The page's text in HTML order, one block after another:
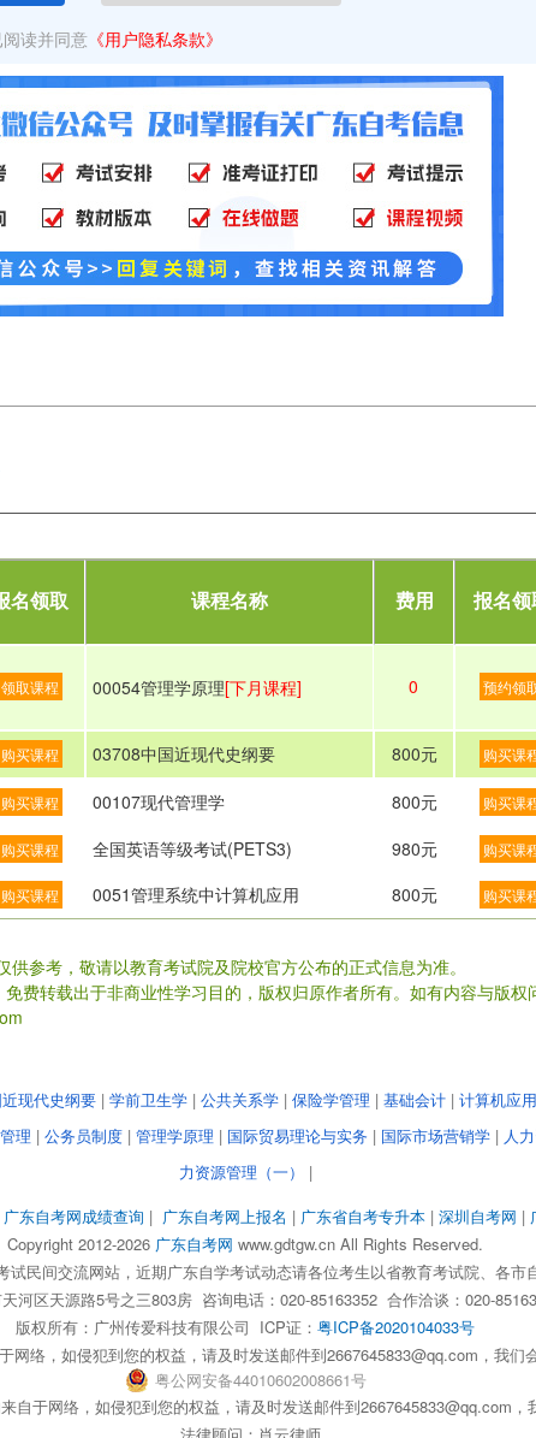
读并同意 《用户隐私条款》
名领取 课程名称 费用 报名领
领取课程 00054管理学原理[下月课程] 0 预约领
购买课程 03708中国近现代史纲要 800元 购买课
购买课程 00107现代管理学 800元 购买课
购买课程 全国英语等级考试(PETS3) 980元 购买课
购买课程 0051管理系统中计算机应用 800元 购买课
参考，敬请以教育考试院及院校官方公布的正式信息为准。
费转载出于非商业性学习目的，版权归原作者所有。如有内容与版权
现代史纲要 | 学前卫生学 | 公共关系学 | 保险学管理 | 基础会计 | 计算机应
理 | 公务员制度 | 管理学原理 | 国际贸易理论与实务 | 国际市场营销学 | 人
力资源管理（一）
|
广东自考网成绩查询 | 广东自考网上报名 | 广东省自考专升本 | 深圳自考网 |
Copyright 2012-2026 广东自考网 www.gdtgw.cn All Rights Reserved.
试民间交流网站，近期广东自学考试动态请各位考生以省教育考试院、各市
河区天源路5号之三803房 咨询电话：020-85163352 合作洽谈：020-
版权所有： 广州传爱科技有限公司 ICP证： 粤ICP备2020104033号
网络，如侵犯到您的权益，请及时发送邮件到2667645833@qq.com，我们
粤公网安备44010602008661号
自于网络，如侵犯到您的权益，请及时发送邮件到2667645833@qq.com，